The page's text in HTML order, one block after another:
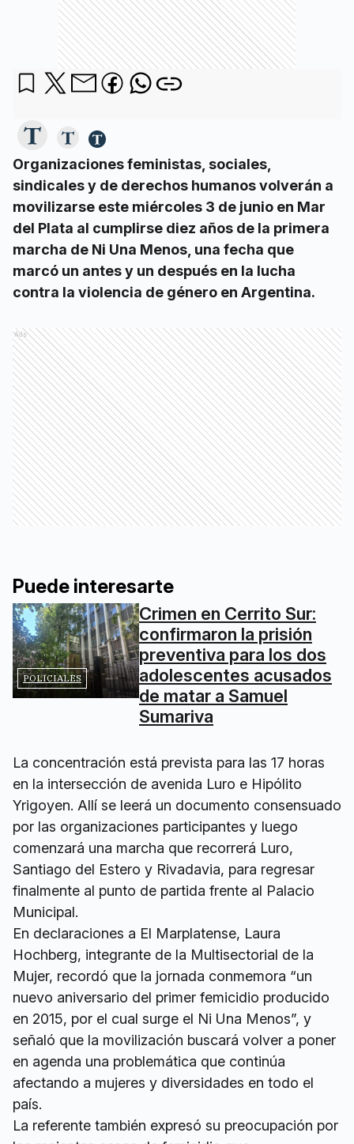
Organizaciones feministas, sociales,
sindicales y de derechos humanos volverán a
movilizarse este miércoles 3 de junio en Mar
del Plata al cumplirse diez años de la primera
marcha de Ni Una Menos, una fecha que
marcó un antes y un después en la lucha
contra la violencia de género en Argentina.
Ads
Puede interesarte
POLICIALES
Crimen en Cerrito Sur:
confirmaron la prisión
preventiva para los dos
adolescentes acusados
de matar a Samuel
Sumariva
La concentración está prevista para las 17 horas
en la intersección de avenida Luro e Hipólito
Yrigoyen. Allí se leerá un documento consensuado
por las organizaciones participantes y luego
comenzará una marcha que recorrerá Luro,
Santiago del Estero y Rivadavia, para regresar
finalmente al punto de partida frente al Palacio
Municipal.
En declaraciones a El Marplatense, Laura
Hochberg, integrante de la Multisectorial de la
Mujer, recordó que la jornada conmemora “un
nuevo aniversario del primer femicidio producido
en 2015, por el cual surge el Ni Una Menos”, y
señaló que la movilización buscará volver a poner
en agenda una problemática que continúa
afectando a mujeres y diversidades en todo el
país.
La referente también expresó su preocupación por